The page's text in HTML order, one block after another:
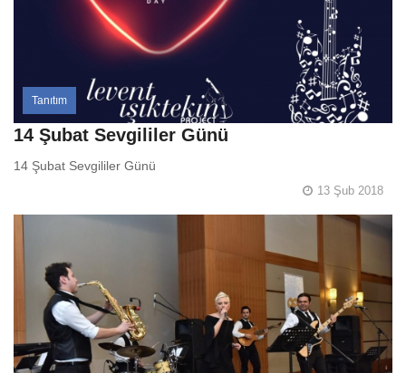
Tanıtım
14 Şubat Sevgililer Günü
14 Şubat Sevgililer Günü
13 Şub 2018